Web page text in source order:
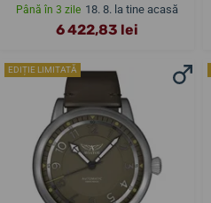
Până în 3 zile 18. 8. la tine acasă
6 422,83 lei
EDIȚIE LIMITATĂ